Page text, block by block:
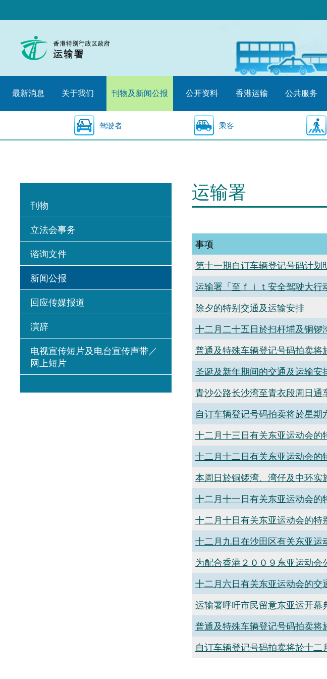
至
始
最新消息 关于我们 刊物及新闻公报 公开资料 香港运输 公共服务
驾驶者 乘客
刊物
立法会事务
谘询文件
新闻公报
回应传媒报道
演辞
电视宣传短片及电台宣传声带／
网上短片
运输署
事项
第十一期自订车辆登记号码计划
运输署「至ｆｉｔ安全驾驶大行
除夕的特别交通及运输安排
十二月二十五日於扫杆埔及铜
普通及特殊车辆登记号码拍卖将
圣诞及新年期间的交通及运输安
青沙公路长沙湾至青衣段周日通
自订车辆登记号码拍卖将於星期
十二月十三日有关东亚运动会的
十二月十二日有关东亚运动会的
本周日於铜锣湾、湾仔及中环实
十二月十一日有关东亚运动会的
十二月十日有关东亚运动会的特
十二月九日在沙田区有关东亚运
为配合香港２００９东亚运动
十二月六日有关东亚运动会的交
运输署呼吁市民留意东亚运开幕
普通及特殊车辆登记号码拍卖将
自订车辆登记号码拍卖将於十二